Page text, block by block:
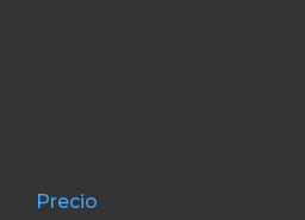
Precio